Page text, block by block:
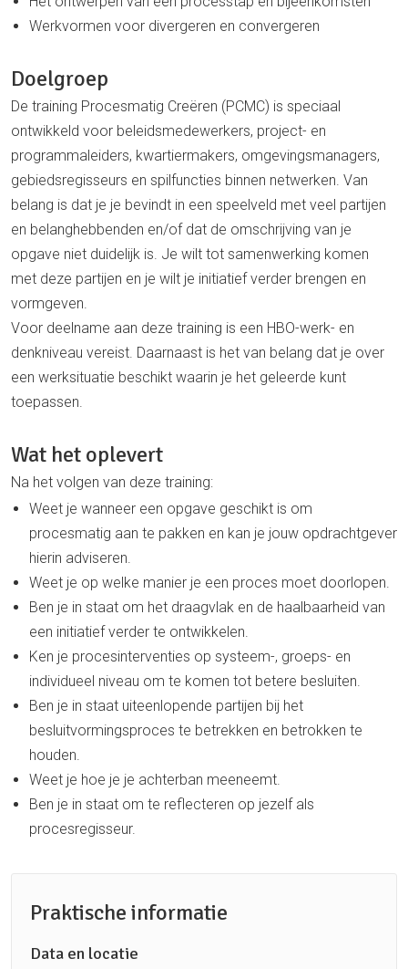
Werkvormen voor divergeren en convergeren
Doelgroep
De training Procesmatig Creëren (PCMC) is speciaal
ontwikkeld voor beleidsmedewerkers, project- en
programmaleiders, kwartiermakers, omgevingsmanagers,
gebiedsregisseurs en spilfuncties binnen netwerken. Van
belang is dat je je bevindt in een speelveld met veel partijen
en belanghebbenden en/of dat de omschrijving van je
opgave niet duidelijk is. Je wilt tot samenwerking komen
met deze partijen en je wilt je initiatief verder brengen en
vormgeven.
Voor deelname aan deze training is een HBO-werk- en
denkniveau vereist. Daarnaast is het van belang dat je over
een werksituatie beschikt waarin je het geleerde kunt
toepassen.
Wat het oplevert
Na het volgen van deze training:
Weet je wanneer een opgave geschikt is om
procesmatig aan te pakken en kan je jouw opdrachtgever
hierin adviseren.
Weet je op welke manier je een proces moet doorlopen.
Ben je in staat om het draagvlak en de haalbaarheid van
een initiatief verder te ontwikkelen.
Ken je procesinterventies op systeem-, groeps- en
individueel niveau om te komen tot betere besluiten.
Ben je in staat uiteenlopende partijen bij het
besluitvormingsproces te betrekken en betrokken te
houden.
Weet je hoe je je achterban meeneemt.
Ben je in staat om te reflecteren op jezelf als
procesregisseur.
Praktische informatie
Data en locatie